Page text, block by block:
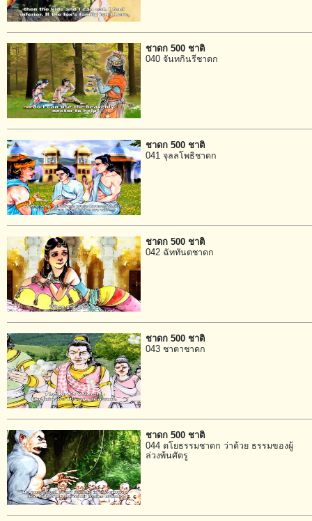
ชาดก 500 ชาติ
040 จันทกินรีชาดก
ชาดก 500 ชาติ
041 จุลลโพธิชาดก
ชาดก 500 ชาติ
042 ฉัททันตชาดก
ชาดก 500 ชาติ
043 ชาตาชาดก
ชาดก 500 ชาติ
044 ตโยธรรมชาดก ว่าด้วย ธรรมของผู้
ล่วงพ้นศัตรู